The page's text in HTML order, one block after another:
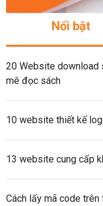
Nổi bật
20 Website download
mê đọc sách
10 website thiết kế
13 website cung cấp
Cách lấy mã code